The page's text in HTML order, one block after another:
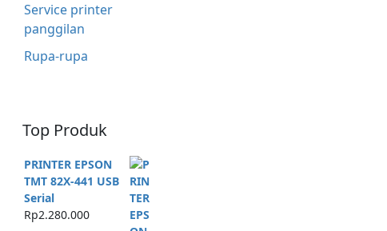
Service printer
panggilan
Rupa-rupa
Top Produk
PRINTER EPSON
TMT 82X-441 USB
Serial
Rp2.280.000